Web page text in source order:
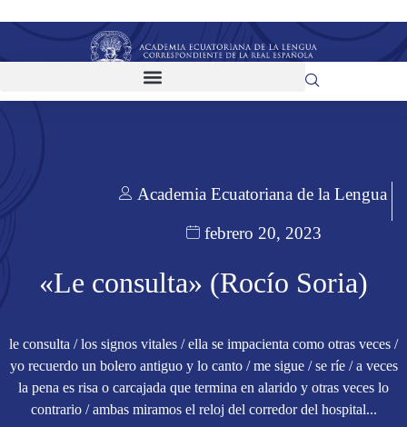
Academia Ecuatoriana de la Lengua
febrero 20, 2023
«Le consulta» (Rocío Soria)
le consulta / los signos vitales / ella se impacienta como otras veces /
yo recuerdo un bolero antiguo y lo canto / me sigue / se ríe / a veces
la pena es risa o carcajada que termina en alarido y otras veces lo
contrario / ambas miramos el reloj del corredor del hospital...